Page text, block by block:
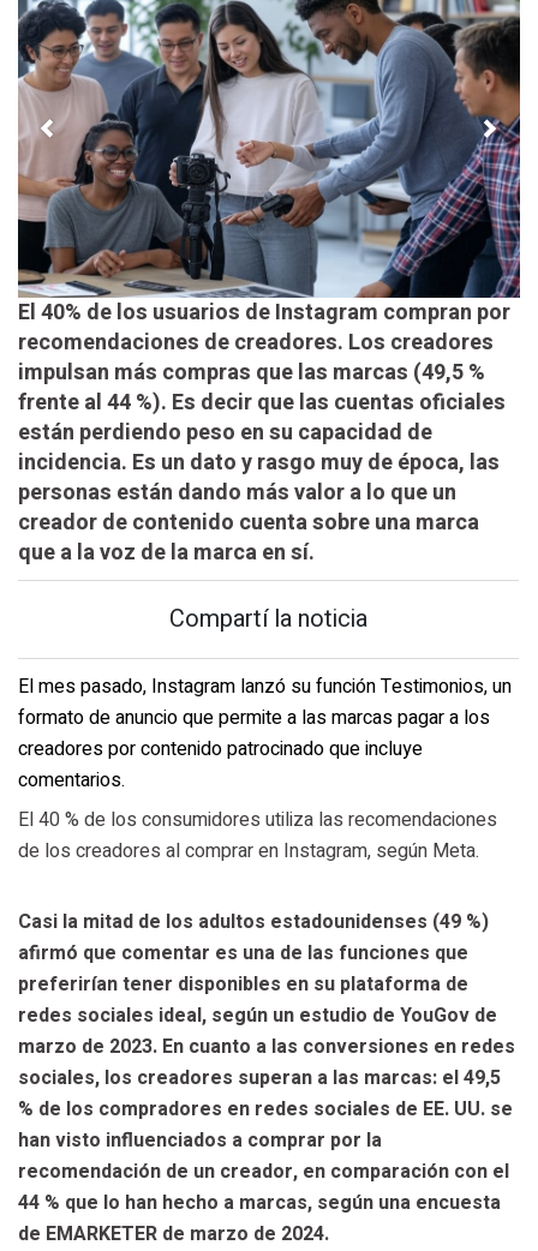
El 40% de los usuarios de Instagram compran por
recomendaciones de creadores. Los creadores
impulsan más compras que las marcas (49,5 %
frente al 44 %). Es decir que las cuentas oficiales
están perdiendo peso en su capacidad de
incidencia. Es un dato y rasgo muy de época, las
personas están dando más valor a lo que un
creador de contenido cuenta sobre una marca
que a la voz de la marca en sí.
Compartí la noticia
El mes pasado, Instagram lanzó su función Testimonios, un
formato de anuncio que permite a las marcas pagar a los
creadores por contenido patrocinado que incluye
comentarios.
El 40 % de los consumidores utiliza las recomendaciones
de los creadores al comprar en Instagram, según Meta.
Casi la mitad de los adultos estadounidenses (49 %)
afirmó que comentar es una de las funciones que
preferirían tener disponibles en su plataforma de
redes sociales ideal, según un estudio de YouGov de
marzo de 2023. En cuanto a las conversiones en redes
sociales, los creadores superan a las marcas: el 49,5
% de los compradores en redes sociales de EE. UU. se
han visto influenciados a comprar por la
recomendación de un creador, en comparación con el
44 % que lo han hecho a marcas, según una encuesta
de EMARKETER de marzo de 2024.